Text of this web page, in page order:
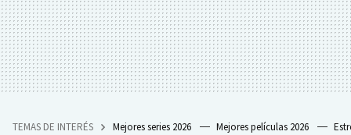
TEMAS DE INTERÉS Mejores series 2026 Mejores películas 2026